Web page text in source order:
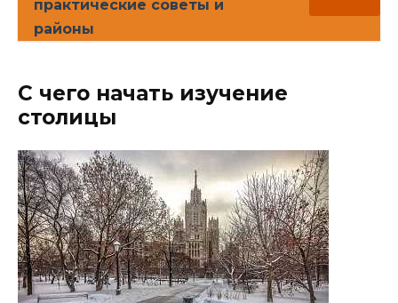
практические советы и
районы
С чего начать изучение
столицы